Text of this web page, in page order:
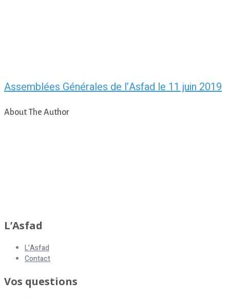
Assemblées Générales de l’Asfad le 11 juin 2019
About The Author
L’Asfad
L’Asfad
Contact
Vos questions